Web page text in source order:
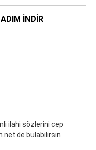
İNDIR
ilahi sözlerini cep
de bulabilirsin